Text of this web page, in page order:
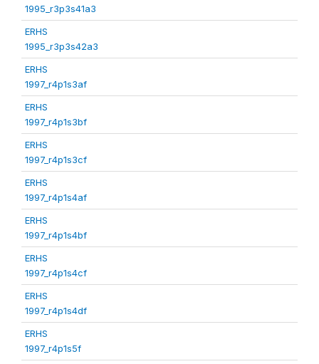
1995_r3p3s41a3
ERHS
1995_r3p3s42a3
ERHS
1997_r4p1s3af
ERHS
1997_r4p1s3bf
ERHS
1997_r4p1s3cf
ERHS
1997_r4p1s4af
ERHS
1997_r4p1s4bf
ERHS
1997_r4p1s4cf
ERHS
1997_r4p1s4df
ERHS
1997_r4p1s5f